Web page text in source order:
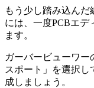
もう少し踏み込ん
には、一度PCBエデ
ます。
ガーバービューワー
スポート」
を選択し
成しましょう。